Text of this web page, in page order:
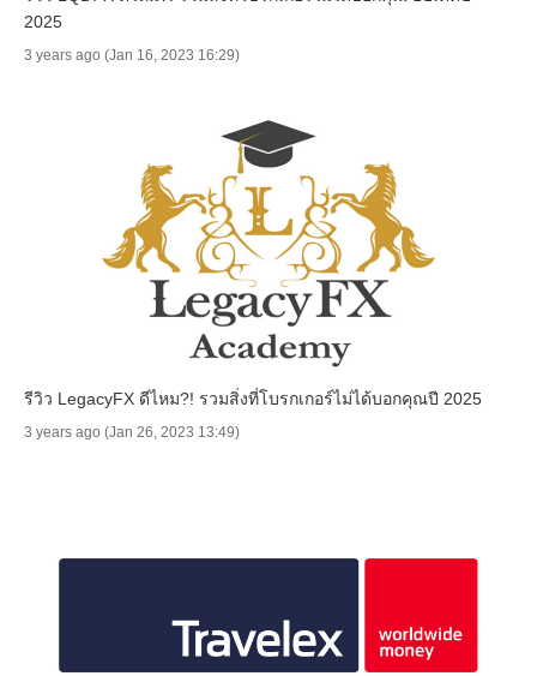
2025
3 years ago (Jan 16, 2023 16:29)
รีวิว LegacyFX ดีไหม?! รวมสิ่งที่โบรกเกอร์ไม่ได้บอกคุณปี 2025
3 years ago (Jan 26, 2023 13:49)